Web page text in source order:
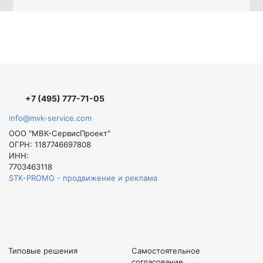
Типовые решения
Самостоятельное
+7 (495) 777-71-05
info@mvk-service.com
ООО "МВК-СервисПроект"
ОГРН: 1187746697808
ИНН:
7703463118
STK-PROMO - продвижение и реклама